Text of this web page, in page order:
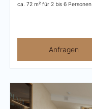
ca. 72 m² für 2 bis 6 Personen
Anfragen